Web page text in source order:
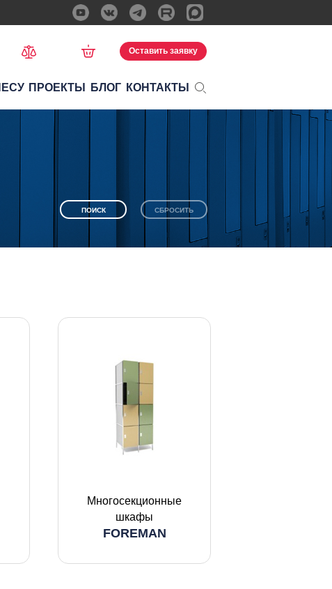
Оставить заявку
ПРОЕКТЫ БЛОГ КОНТАКТЫ
Многосекционные
шкафы
FOREMAN